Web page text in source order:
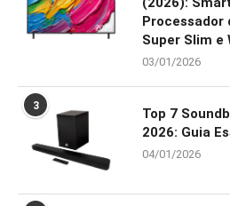
Processador
Super Slim e
03/01/2026
3
Top 7
2026: Guia
04/01/2026